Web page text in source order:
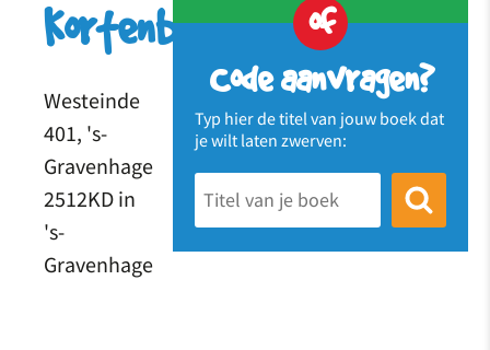
of
Code aanvragen?
Typ hier de titel van jouw boek dat
je wilt laten zwerven:
Kortenbosch
Westeinde
401, 's-
Gravenhage
2512KD in
's-
Gravenhage